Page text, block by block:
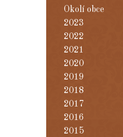
Okolí obce
2023
2022
2021
2020
2019
2018
2017
2016
2015